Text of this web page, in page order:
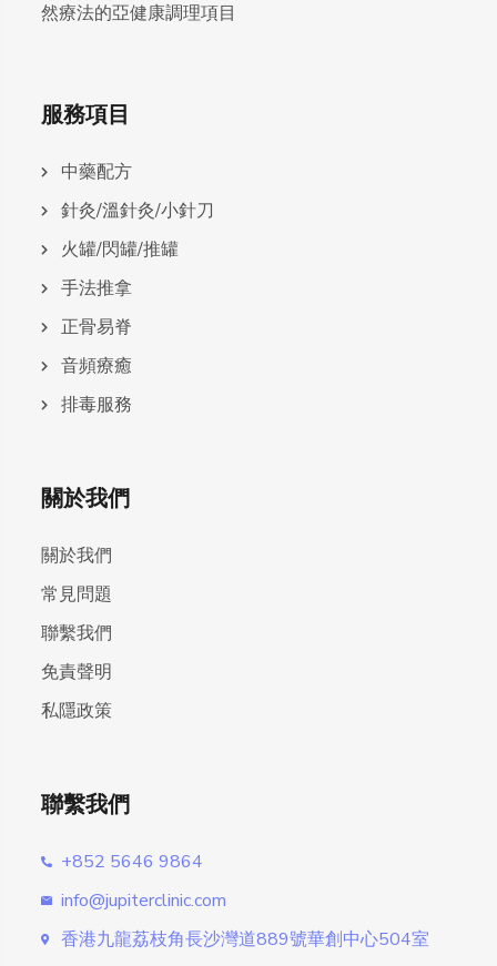
然療法的亞健康調理項目
服務項目
中藥配方
針灸/溫針灸/小針刀
火罐/閃罐/推罐
手法推拿
正骨易脊
⾳頻療癒
排毒服務
關於我們
關於我們
常見問題
聯繫我們
免責聲明
私隱政策
聯繫我們
+852 5646 9864
info@jupiterclinic.com
香港九龍荔枝角長沙灣道889號華創中心504室